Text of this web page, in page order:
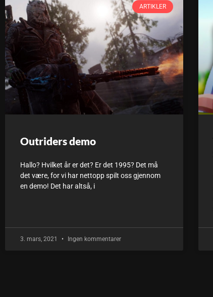
ARTIKLER
Outriders demo
Hallo? Hvilket år er det? Er det 1995? Det må
det være, for vi har nettopp spilt oss gjennom
en demo! Det har altså, i
3. mars, 2021 Ingen kommentarer